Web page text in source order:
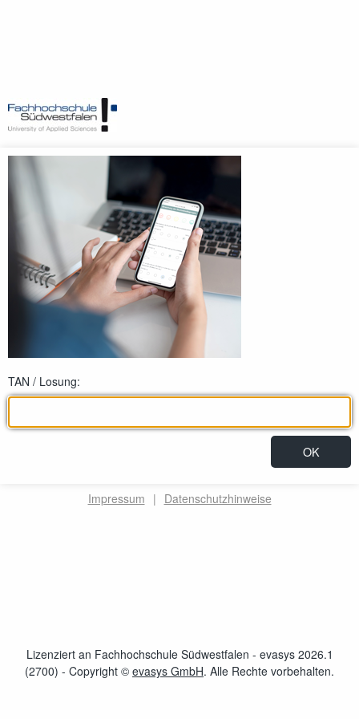
Anmeldebildschirm
TAN / Losung:
Impressum | Datenschutzhinweise
Lizenziert an Fachhochschule Südwestfalen - evasys 2026.1
(2700) - Copyright © evasys GmbHöffnet im neuen Fenster
. Alle Rechte vorbehalten.